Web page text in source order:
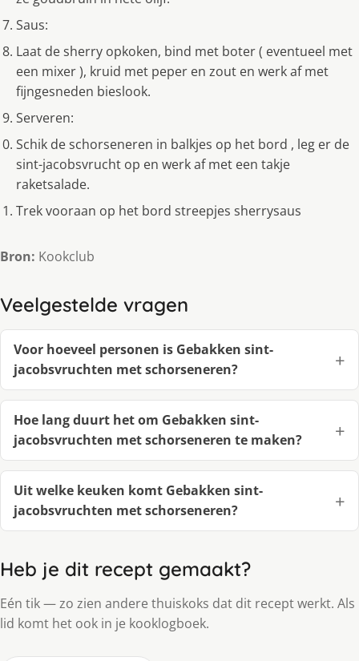
Saus:
Laat de sherry opkoken, bind met boter ( eventueel met
een mixer ), kruid met peper en zout en werk af met
fijngesneden bieslook.
Serveren:
Schik de schorseneren in balkjes op het bord , leg er de
sint-jacobsvrucht op en werk af met een takje
raketsalade.
Trek vooraan op het bord streepjes sherrysaus
Bron: Kookclub
Veelgestelde vragen
Voor hoeveel personen is Gebakken sint-
jacobsvruchten met schorseneren?
Hoe lang duurt het om Gebakken sint-
jacobsvruchten met schorseneren te maken?
Uit welke keuken komt Gebakken sint-
jacobsvruchten met schorseneren?
Heb je dit recept gemaakt?
Eén tik — zo zien andere thuiskoks dat dit recept werkt. Als
lid komt het ook in je kooklogboek.